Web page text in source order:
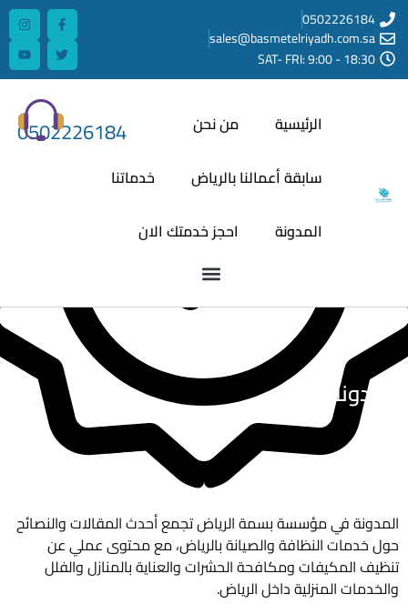
SAT- FRI: 9:00 -
من نحن
سابقة أعمالنا بالرياض
خدماتنا
احجز خدمتك الان
0502226184
في مؤسسة بسمة الرياض تجمع أحدث المقالات والنصائح
النظافة والصيانة بالرياض، مع محتوى عملي عن
ومكافحة الحشرات والعناية بالمنازل والفلل
المنزلية داخل الرياض.